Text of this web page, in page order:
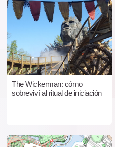
The Wickerman: cómo
sobreviví al ritual de iniciación